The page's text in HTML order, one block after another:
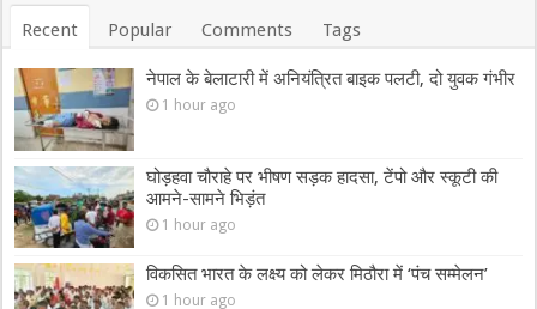
Recent Popular Comments Tags
नेपाल के बेलाटारी में अनियंत्रित बाइक पलटी, दो युवक गंभीर
1 hour ago
घोड़हवा चौराहे पर भीषण सड़क हादसा, टेंपो और स्कूटी की
आमने-सामने भिड़ंत
1 hour ago
विकसित भारत के लक्ष्य को लेकर मिठौरा में ‘पंच सम्मेलन’
1 hour ago